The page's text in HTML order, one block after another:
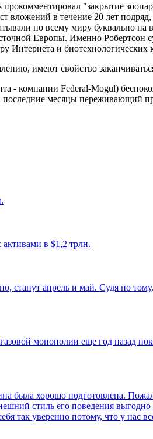
"закрытие
в течение 20 лет
по всему миру буквально
Европы. Именно Робертсон
Интернета и биотехнологических
имеют свойство
- компании Federal-Mogul)
месяцы переживающий
активами в $1,2 трлн.
станут апрель и май. Судя по
монополии еще год назад
хорошо подготовлена.
стиль его поведения
так уверенно потому, что у нас